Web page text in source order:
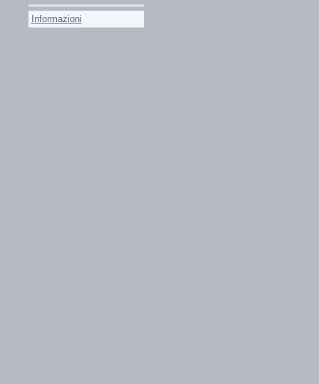
Informazioni